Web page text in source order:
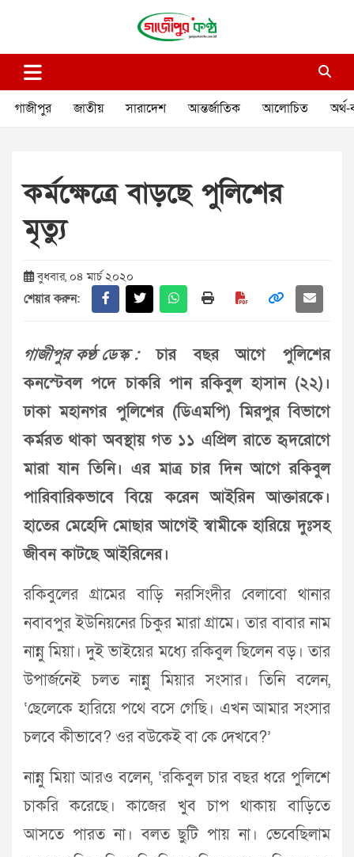
গাজীপুর কণ্ঠ
গাজীপুর জাতীয় সারাদেশ আন্তর্জাতিক আলোচিত অর্থ-
কর্মক্ষেত্রে বাড়ছে পুলিশের
মৃত্যু
বুধবার, ০৪ মার্চ ২০২০
শেয়ার করুন:
গাজীপুর কণ্ঠ ডেস্ক :চার বছর আগে পুলিশের
কনস্টেবল পদে চাকরি পান রকিবুল হাসান (২২)।
ঢাকা মহানগর পুলিশের (ডিএমপি) মিরপুর বিভাগে
কর্মরত থাকা অবস্থায় গত ১১ এপ্রিল রাতে হৃদরোগে
মারা যান তিনি। এর মাত্র চার দিন আগে রকিবুল
পারিবারিকভাবে বিয়ে করেন আইরিন আক্তারকে।
হাতের মেহেদি মোছার আগেই স্বামীকে হারিয়ে দুঃসহ
জীবন কাটছে আইরিনের।
রকিবুলের গ্রামের বাড়ি নরসিংদীর বেলাবো থানার
নবাবপুর ইউনিয়নের চিকুর মারা গ্রামে। তার বাবার নাম
নান্নু মিয়া। দুই ভাইয়ের মধ্যে রকিবুল ছিলেন বড়। তার
উপার্জনেই চলত নান্নু মিয়ার সংসার। তিনি বলেন,
‘ছেলেকে হারিয়ে পথে বসে গেছি। এখন আমার সংসার
চলবে কীভাবে? ওর বউকেই বা কে দেখবে?’
নান্নু মিয়া আরও বলেন, ‘রকিবুল চার বছর ধরে পুলিশে
চাকরি করেছে। কাজের খুব চাপ থাকায় বাড়িতে
আসতে পারত না। বলত ছুটি পায় না। ভেবেছিলাম